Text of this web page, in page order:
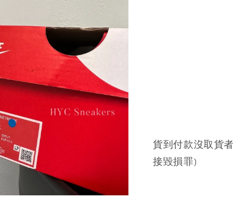
貨到付款沒取貨
接毀損罪)